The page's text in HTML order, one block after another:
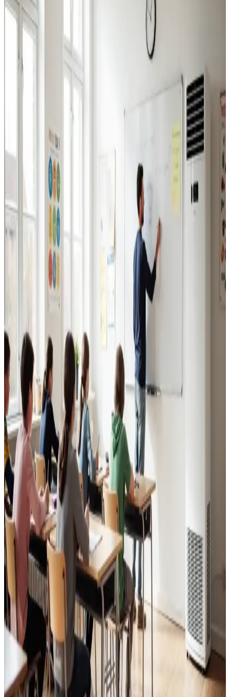
Industriventilation
Ventilation til fabrikker, haller og lagerbygninger i Skive.
Professionel dimensionering.
Erhvervsventilation
Kontorer, klinikker, butikker og restauranter i Skive.
Godt indeklima for alle.
Læs mere